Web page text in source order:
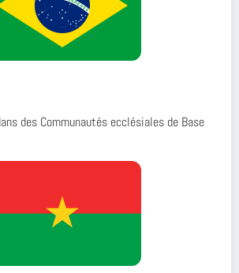
des Communautés ecclésiales de Base